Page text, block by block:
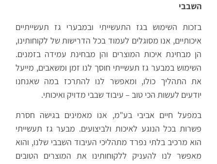
השבבי
בזכות השימוש בגז התעשייתי ובמבערי גז תעשייתיים
איכותיים, אנו מסוגלים לעמוד בכל הדרישות של לקוחותינו,
הן מבחינת איכות המוצרים והן מבחינת עמידה בזמנים.
השימוש במבער גז תעשייתי חוסך לנו זמן ומשאבים, מייעל
את התהליך כולו, ומאפשר לנו להתרכז במה שאנחנו
יודעים לעשות הכי טוב – עיבוד שבבי מדויק ואיכותי.
במפעל חיים אביבי בע"מ, אנו מאמינים בגישה חסרת
פשרות בכל הנוגע לאיכות ולביצועים. מבער גז תעשייתי
הוא מרכיב בלתי נפרד מתהליכי העיבוד השבבי שלנו, והוא
מאפשר לנו להעניק ללקוחותינו את המוצרים הטובים